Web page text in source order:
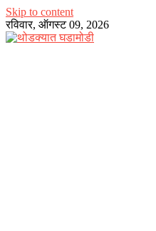
Skip to content
रविवार, ऑगस्ट 09, 2026